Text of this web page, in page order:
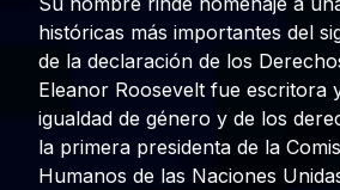
históricas más importantes del
de la declaración de los
Eleanor Roosevelt fue escritora
igualdad de género y de los
la primera presidenta de la
Humanos de las Naciones